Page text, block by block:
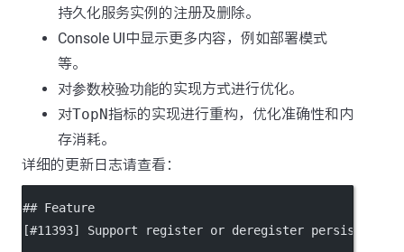
持久化服务实例的注册及删除。
Console UI中显示更多内容，例如部署模式
等。
对参数校验功能的实现方式进行优化。
对TopN指标的实现进行重构，优化准确性和内
存消耗。
详细的更新日志请查看：
## Feature
[#11393] Support register or deregister persistent